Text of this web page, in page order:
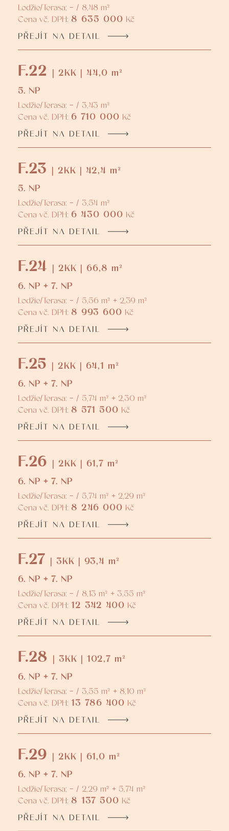
Lodžie/Terasa: - / 8,48 m²
Cena vč. DPH: 8 635 000 Kč
PŘEJÍT NA DETAIL
F.22
| 2KK | 44,0 m²
5. NP
Lodžie/Terasa: - / 3,43 m²
Cena vč. DPH: 6 710 000 Kč
PŘEJÍT NA DETAIL
F.23 | 2KK | 42,4 m²
5. NP
Lodžie/Terasa: - / 3,54 m²
Cena vč. DPH: 6 430 000 Kč
PŘEJÍT NA DETAIL
F.24 | 2KK | 66,8 m²
6. NP + 7. NP
Lodžie/Terasa: - / 5,56 m² + 2,39 m²
Cena vč. DPH: 8 993 600 Kč
PŘEJÍT NA DETAIL
F.25 | 2KK | 64,1 m²
6. NP + 7. NP
Lodžie/Terasa: - / 5,74 m² + 2,30 m²
Cena vč. DPH: 8 571 500 Kč
PŘEJÍT NA DETAIL
F.26 | 2KK | 61,7 m²
6. NP + 7. NP
Lodžie/Terasa: - / 5,74 m² + 2,29 m²
Cena vč. DPH: 8 246 000 Kč
PŘEJÍT NA DETAIL
F.27 | 3KK | 93,4 m²
6. NP + 7. NP
Lodžie/Terasa: - / 8,13 m² + 3,55 m²
Cena vč. DPH: 12 342 400 Kč
PŘEJÍT NA DETAIL
F.28 | 3KK | 102,7 m²
6. NP + 7. NP
Lodžie/Terasa: - / 3,55 m² + 8,10 m²
Cena vč. DPH: 13 786 400 Kč
PŘEJÍT NA DETAIL
F.29 | 2KK | 61,0 m²
6. NP + 7. NP
Lodžie/Terasa: - / 2,29 m² + 5,74 m²
Cena vč. DPH: 8 137 500 Kč
PŘEJÍT NA DETAIL